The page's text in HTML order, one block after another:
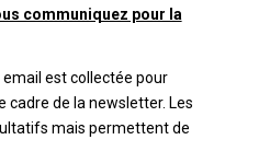
communiquez pour la
est collectée pour
cadre de la newsletter. Les
mais permettent de